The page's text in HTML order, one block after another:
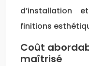
d’installation
finitions
Coût
maîtrisé